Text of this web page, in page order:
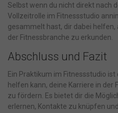
Selbst wenn du nicht direkt nach
Vollzeitrolle im Fitnessstudio
gesammelt hast, dir dabei
der Fitnessbranche zu erkunden.
Abschluss und Fazit
Ein Praktikum im Fitnessstudio
helfen kann, deine Karriere in
zu fördern. Es bietet dir die
erlernen, Kontakte zu knüpfen